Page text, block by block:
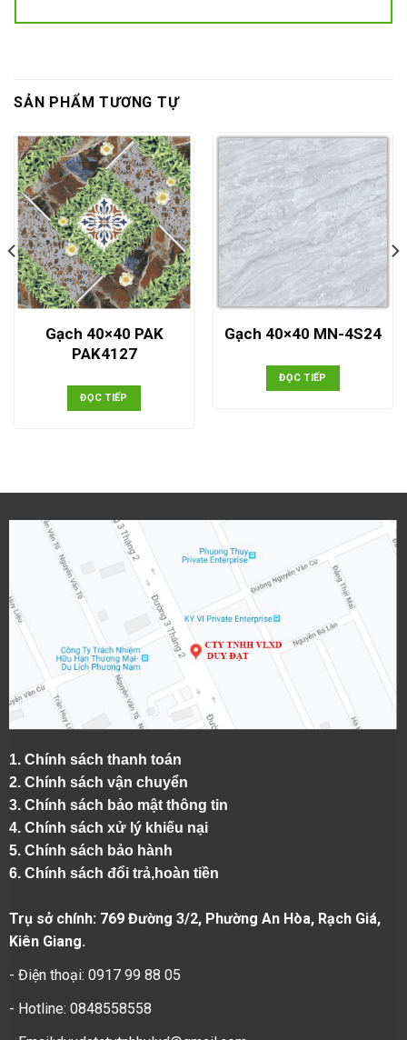
SẢN PHẨM TƯƠNG TỰ
Gạch 40×40 PAK
PAK4127
ĐỌC TIẾP
Gạch 40×40 MN-4S24
ĐỌC TIẾP
1. Chính sách thanh toán
2. Chính sách vận chuyển
3. Chính sách bảo mật thông tin
4. Chính sách xử lý khiếu nại
5. Chính sách bảo hành
6. Chính sách đổi trả,hoàn tiền
Trụ sở chính: 769 Đường 3/2, Phường An Hòa, Rạch Giá,
Kiên Giang.
- Điện thoại: 0917 99 88 05
- Hotline: 0848558558